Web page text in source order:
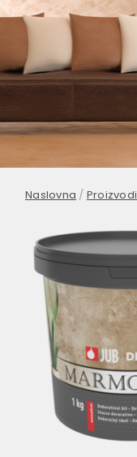
Naslovna / Proizvodi